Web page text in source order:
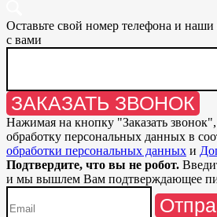
Оставьте свой номер телефона и
с вами
ЗАКАЗАТЬ ЗВОНОК
Нажимая на кнопку "Заказать звонок
обработку персональных данных в
обработки персональных данных и
Подтвердите, что вы не робот.
и мы вышлем Вам подтверждающее